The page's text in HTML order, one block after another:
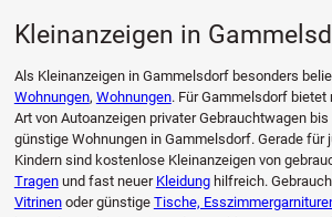
Kleinanzeigen in
Als Kleinanzeigen in Gammelsdorf besonders
Wohnungen, Wohnungen. Für Gammelsdorf bietet
Art von Autoanzeigen privater Gebrauchtwagen
günstige Wohnungen in Gammelsdorf. Gerade für
Kindern sind kostenlose Kleinanzeigen von
Tragenund fast neuer Kleidunghilfreich.
Vitrinenoder günstige Tische,